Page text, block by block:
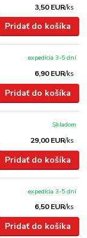
3,50 EUR/ks
Pridať do košíka
6,90 EUR/ks
expedícia 3-5 dní
Pridať do košíka
29,00 EUR/ks
Skladom
Pridať do košíka
6,50 EUR/ks
expedícia 3-5 dní
Pridať do košíka